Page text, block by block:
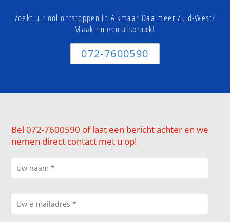
Zoekt u riool ontstoppen in Alkmaar Daalmeer Zuid-West?
Maak nu een afspraak!
072-7600590
Bel 072-7600590 of laat een bericht achter en we
nemen direct contact met u op!